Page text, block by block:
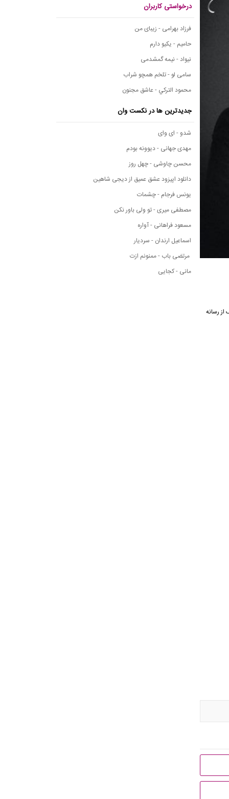
متن این آهنگ از رسانه
درخواستی کاربران
فرزاد بهرامی - زیبای من
حامیم - یکیو دارم
نیواد - نیمه گمشدمی
سامی لو - تلخم همچو شراب
محمود التركي - عاشق مجنون
جدیدترین ها در نکست وان
شدو - ای وای
مهدی جهانی - دیوونه بودم
محسن چاوشی - چهل روز
دانلود اپیزود عشق عمیق از دیجی شاهین
یونس فرجام - چشمات
مصطفی میری - تو ولی باور نکن
مسعود فراهانی - آواره
اسماعیل ارندان - سردیار
مرتضی باب - ممنونم ازت
مانی - کجایی